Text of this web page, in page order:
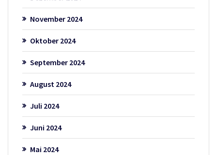
November 2024
Oktober 2024
September 2024
August 2024
Juli 2024
Juni 2024
Mai 2024